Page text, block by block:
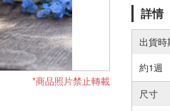
*商品照片禁止轉載
詳情
出貨時
約1週
尺寸